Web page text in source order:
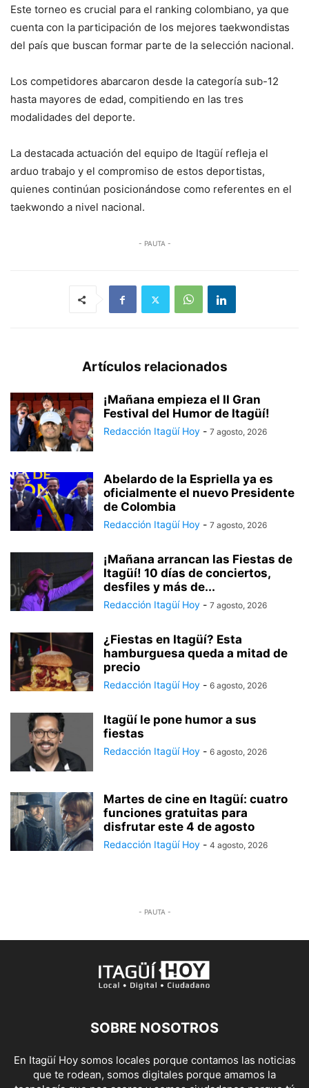
Este torneo es crucial para el ranking colombiano, ya que
cuenta con la participación de los mejores taekwondistas
del país que buscan formar parte de la selección nacional.
Los competidores abarcaron desde la categoría sub-12
hasta mayores de edad, compitiendo en las tres
modalidades del deporte.
La destacada actuación del equipo de Itagüí refleja el
arduo trabajo y el compromiso de estos deportistas,
quienes continúan posicionándose como referentes en el
taekwondo a nivel nacional.
- PAUTA -
Artículos relacionados
¡Mañana empieza el II Gran
Festival del Humor de Itagüí!
Redacción Itagüí Hoy - 7 agosto, 2026
Abelardo de la Espriella ya es
oficialmente el nuevo Presidente
de Colombia
Redacción Itagüí Hoy - 7 agosto, 2026
¡Mañana arrancan las Fiestas de
Itagüí! 10 días de conciertos,
desfiles y más de...
Redacción Itagüí Hoy - 7 agosto, 2026
¿Fiestas en Itagüí? Esta
hamburguesa queda a mitad de
precio
Redacción Itagüí Hoy - 6 agosto, 2026
Itagüí le pone humor a sus
fiestas
Redacción Itagüí Hoy - 6 agosto, 2026
Martes de cine en Itagüí: cuatro
funciones gratuitas para
disfrutar este 4 de agosto
Redacción Itagüí Hoy - 4 agosto, 2026
- PAUTA -
SOBRE NOSOTROS
En Itagüí Hoy somos locales porque contamos las noticias
que te rodean, somos digitales porque amamos la